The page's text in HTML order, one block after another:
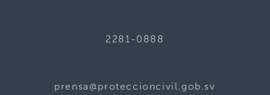
2281-0888
prensa@proteccioncivil.gob.sv